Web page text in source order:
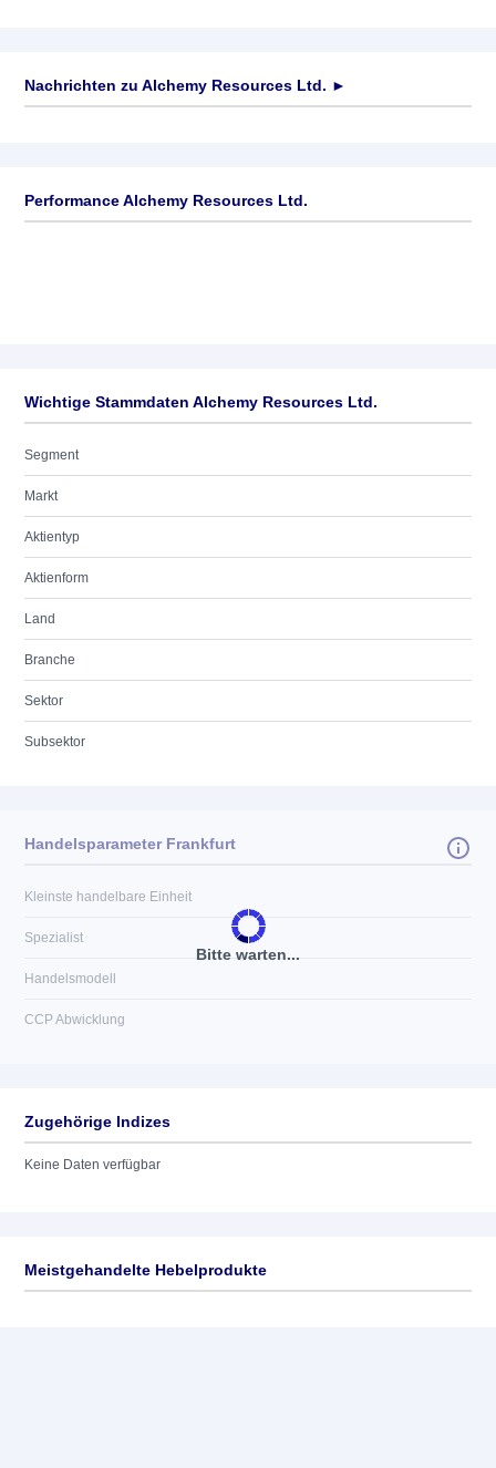
Nachrichten zu Alchemy Resources Ltd. ►
Performance Alchemy Resources Ltd.
Wichtige Stammdaten Alchemy Resources Ltd.
Segment
Markt
Aktientyp
Aktienform
Land
Branche
Sektor
Subsektor
Bitte warten...
Handelsparameter Frankfurt
Kleinste handelbare Einheit
Spezialist
Handelsmodell
CCP Abwicklung
Zugehörige Indizes
Keine Daten verfügbar
Meistgehandelte Hebelprodukte